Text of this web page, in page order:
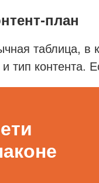
план
таблица, в
тип контента.